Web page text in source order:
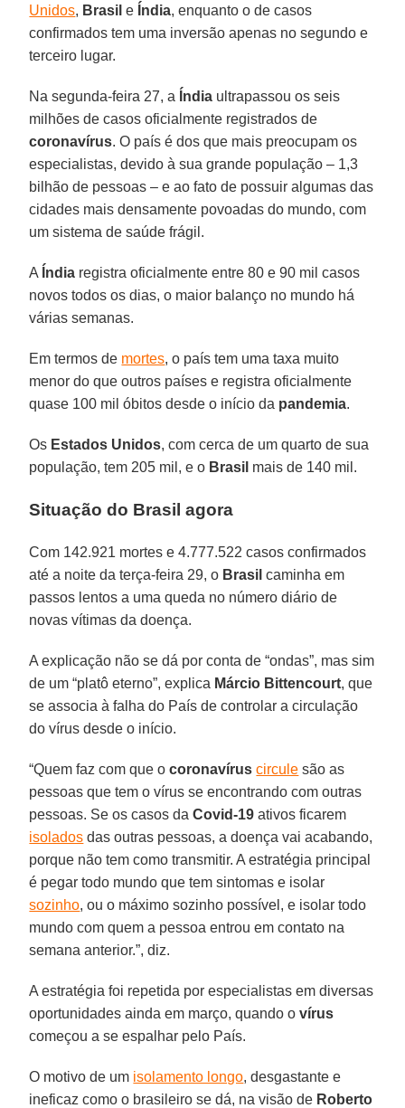
Unidos, Brasil e Índia, enquanto o de casos
confirmados tem uma inversão apenas no segundo e
terceiro lugar.
Na segunda-feira 27, a Índia ultrapassou os seis
milhões de casos oficialmente registrados de
coronavírus. O país é dos que mais preocupam os
especialistas, devido à sua grande população – 1,3
bilhão de pessoas – e ao fato de possuir algumas das
cidades mais densamente povoadas do mundo, com
um sistema de saúde frágil.
A Índia registra oficialmente entre 80 e 90 mil casos
novos todos os dias, o maior balanço no mundo há
várias semanas.
Em termos de mortes, o país tem uma taxa muito
menor do que outros países e registra oficialmente
quase 100 mil óbitos desde o início da pandemia.
Os Estados Unidos, com cerca de um quarto de sua
população, tem 205 mil, e o Brasil mais de 140 mil.
Situação do Brasil agora
Com 142.921 mortes e 4.777.522 casos confirmados
até a noite da terça-feira 29, o Brasil caminha em
passos lentos a uma queda no número diário de
novas vítimas da doença.
A explicação não se dá por conta de “ondas”, mas sim
de um “platô eterno”, explica Márcio Bittencourt, que
se associa à falha do País de controlar a circulação
do vírus desde o início.
“Quem faz com que ocoronavírus circule são as
pessoas que tem o vírus se encontrando com outras
pessoas. Se os casos daCovid-19 ativos ficarem
isolados das outras pessoas, a doença vai acabando,
porque não tem como transmitir. A estratégia principal
é pegar todo mundo que tem sintomas e isolar
sozinho, ou o máximo sozinho possível, e isolar todo
mundo com quem a pessoa entrou em contato na
semana anterior.”, diz.
A estratégia foi repetida por especialistas em diversas
oportunidades ainda em março, quando ovírus
começou a se espalhar pelo País.
O motivo de um isolamento longo, desgastante e
ineficaz como o brasileiro se dá, na visão de Roberto